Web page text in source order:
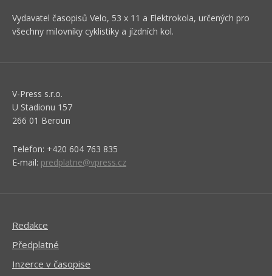
Vydavatel časopisů Velo, 53 x 11 a Elektrokola, určených pro
všechny milovníky cyklistiky a jízdních kol.
V-Press s.r.o.
U Stadionu 157
266 01 Beroun
Telefon: +420 604 763 835
E-mail: predplatne@vpress.cz
Redakce
Předplatné
Inzerce v časopise